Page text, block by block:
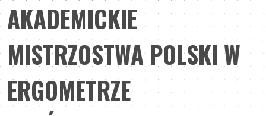
AKADEMICKIE
MISTRZOSTWA POLSKI W
ERGOMETRZE